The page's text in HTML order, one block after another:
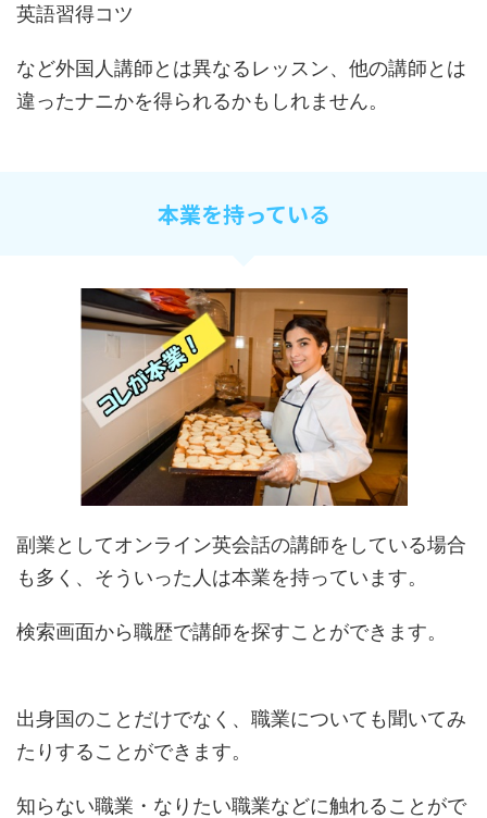
英語習得コツ
など外国人講師とは異なるレッスン、他の講師とは
違ったナニかを得られるかもしれません。
本業を持っている
副業としてオンライン英会話の講師をしている場合
も多く、そういった人は本業を持っています。
検索画面から職歴で講師を探すことができます。
出身国のことだけでなく、職業についても聞いてみ
たりすることができます。
知らない職業・なりたい職業などに触れることがで